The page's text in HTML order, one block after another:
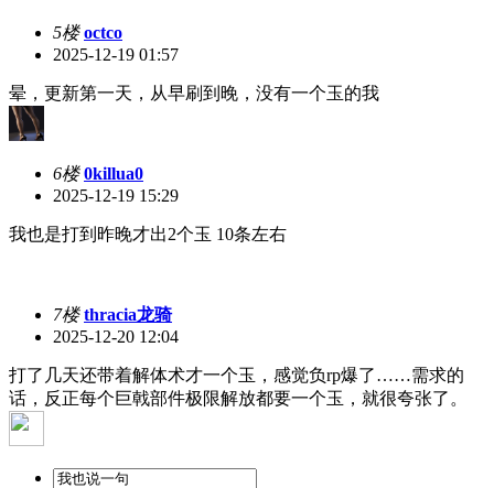
5楼 octco
2025-12-19 01:57
晕，更新第一天，从早刷到晚，没有一个玉的我
6楼 0killua0
2025-12-19 15:29
我也是打到昨晚才出2个玉 10条左右
7楼 thracia龙骑
2025-12-20 12:04
打了几天还带着解体术才一个玉，感觉负rp爆了……需求的
话，反正每个巨戟部件极限解放都要一个玉，就很夸张了。